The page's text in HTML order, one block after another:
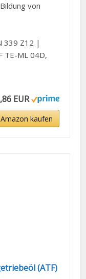
von
339 Z12 |
TE-ML 04D,
EUR
kaufen
(ATF)